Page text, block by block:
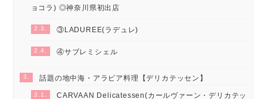
ョコラ) ◎神奈川県初出店
2.3. ③LADUREE(ラデュレ)
2.4. ④サブレミシェル
3. 話題の地中海・アラビア料理【デリカテッセン】
3.1.
CARVAAN Delicatessen(カールヴァーン・デリカテッ